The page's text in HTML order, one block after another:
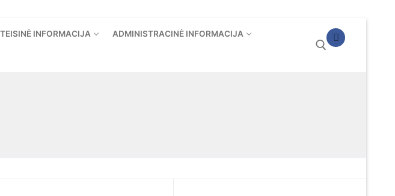
TEISINĖ INFORMACIJA ADMINISTRACINĖ INFORMACIJA